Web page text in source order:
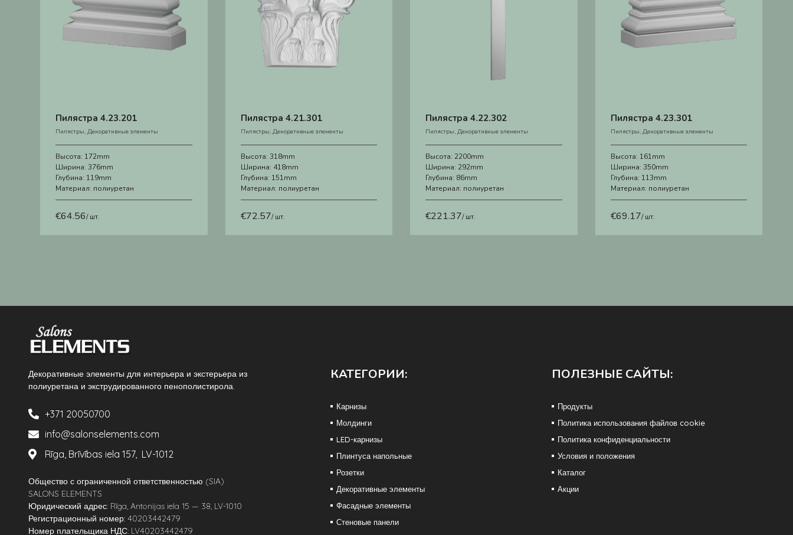
Пилястра 4.23.201
Пилястры, Декоративные элементы
Высота: 172mm
Ширина: 376mm
Глубина: 119mm
Материал: полиуретан
€64.56/ шт.
Пилястра 4.21.301
Пилястры, Декоративные элементы
Высота: 318mm
Ширина: 418mm
Глубина: 151mm
Материал: полиуретан
€72.57/ шт.
Пилястра 4.22.302
Пилястры, Декоративные элементы
Высота: 2200mm
Ширина: 292mm
Глубина: 86mm
Материал: полиуретан
€221.37/ шт.
Пилястра 4.23.301
Пилястры, Декоративные элементы
Высота: 161mm
Ширина: 350mm
Глубина: 113mm
Материал: полиуретан
€69.17/ шт.
Декоративные элементы для интерьера и экстерьера из
полиуретана и экструдированного пенополистирола.
+371 20050700
info@salonselements.com
Rīga, Brīvības iela 157, LV-1012
Общество с ограниченной ответственностью (SIA)
SALONS ELEMENTS
Юридический адрес: Rīga, Antonijas iela 15 — 38, LV-1010
Регистрационный номер: 40203442479
Номер плательщика НДС: LV40203442479
КАТЕГОРИИ:
Карнизы
Молдинги
LED-карнизы
Плинтуса напольные
Розетки
Декоративные элементы
Фасадные элементы
Стеновые панели
ПОЛЕЗНЫЕ САЙТЫ:
Продукты
Политика использования файлов cookie
Политика конфиденциальности
Условия и положения
Каталог
Акции